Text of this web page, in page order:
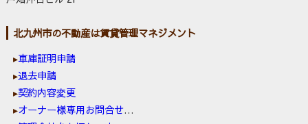
北九州市の不動産は賃貸管理マネジメント
車庫証明申請
退去申請
契約内容変更
オーナー様専用お問合せ窓口